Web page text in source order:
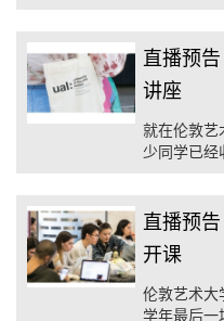
直播预
讲座
就在伦敦艺
少同学已经
直播预
开课
伦敦艺术大
学年最后一